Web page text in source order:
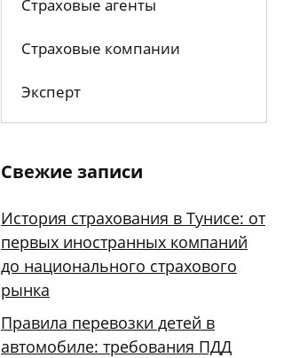
Страховые агенты
Страховые компании
Эксперт
Свежие записи
История страхования в Тунисе: от
первых иностранных компаний
до национального страхового
рынка
Правила перевозки детей в
автомобиле: требования ПДД